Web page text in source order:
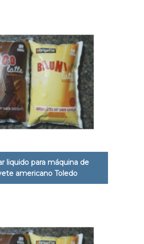
liquido para máquina de
americano Toledo